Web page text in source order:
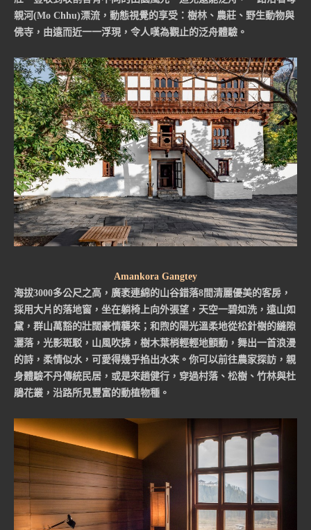
親河(Mo Chhu)漂流，動態視覺的享受：樹林、農莊、野生動物與
佛寺，由遠而近一一浮現，令人嘆為觀止的泛舟體驗。
Amankora Gangtey
海拔3000多公尺之高，廣袤連綿的山谷錯落8間清麗優美的客房，
採用大片的落地窗，坐在躺椅上向外張望，天空一碧如洗，遠山如
黛，群山萬豁的壯闊豪情襲來；和煦的陽光溫柔地從松針樹的縫隙
灑落，光影斑駁，山風吹拂，樹木葉梢輕輕地顫動，舞出一首浪漫
的詩，柔情似水，可愛得幾乎掐出水來。你可以前往農家探訪，親
身體驗不丹傳統民居，或是來趟健行，穿過村落、松樹、竹林與杜
鵑花叢，沿路所見豐富的動植物種。